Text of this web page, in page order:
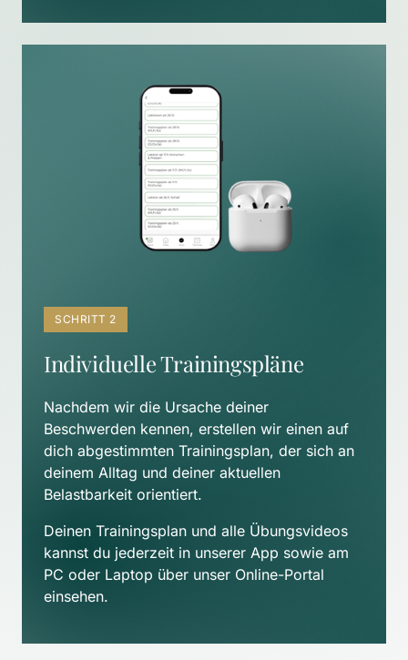
SCHRITT 2
Individuelle Trainingspläne
Nachdem wir die Ursache deiner
Beschwerden kennen, erstellen wir einen auf
dich abgestimmten Trainingsplan, der sich an
deinem Alltag und deiner aktuellen
Belastbarkeit orientiert.
Deinen Trainingsplan und alle Übungsvideos
kannst du jederzeit in unserer App sowie am
PC oder Laptop über unser Online-Portal
einsehen.